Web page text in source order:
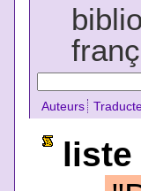
Auteurs
liste